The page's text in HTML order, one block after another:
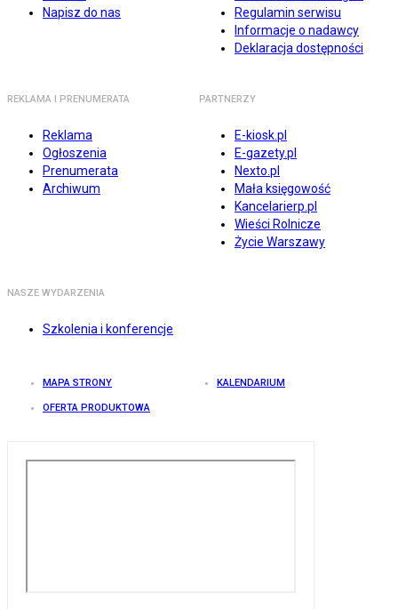
Napisz do nas
Regulamin serwisu
Informacje o nadawcy
Deklaracja dostępności
REKLAMA I PRENUMERATA
Reklama
Ogłoszenia
Prenumerata
Archiwum
PARTNERZY
E-kiosk.pl
E-gazety.pl
Nexto.pl
Mała księgowość
Kancelarierp.pl
Wieści Rolnicze
Życie Warszawy
NASZE WYDARZENIA
Szkolenia i konferencje
MAPA STRONY KALENDARIUM
OFERTA PRODUKTOWA